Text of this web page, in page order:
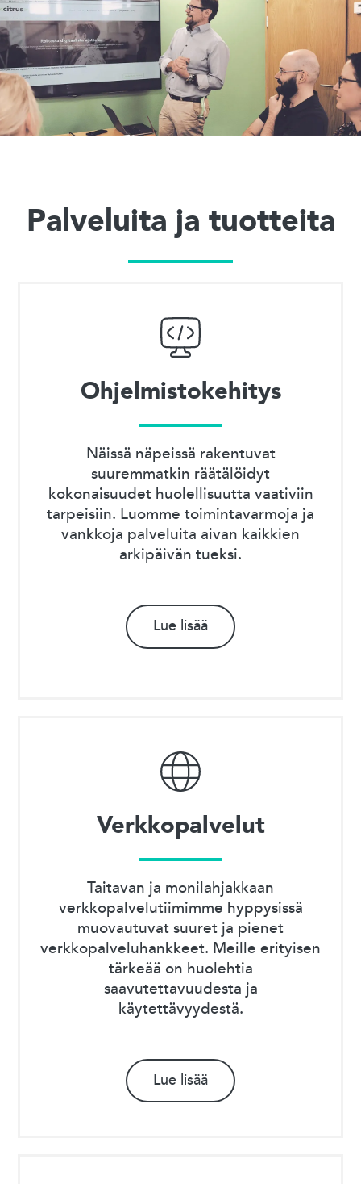
Palveluita ja tuotteita
Ohjelmistokehitys
Näissä näpeissä rakentuvat
suuremmatkin räätälöidyt
kokonaisuudet huolellisuutta vaativiin
tarpeisiin. Luomme toimintavarmoja ja
vankkoja palveluita aivan kaikkien
arkipäivän tueksi.
Lue lisää
Verkkopalvelut
Taitavan ja monilahjakkaan
verkkopalvelutiimimme hyppysissä
muovautuvat suuret ja pienet
verkkopalveluhankkeet. Meille erityisen
tärkeää on huolehtia
saavutettavuudesta ja
käytettävyydestä.
Lue lisää